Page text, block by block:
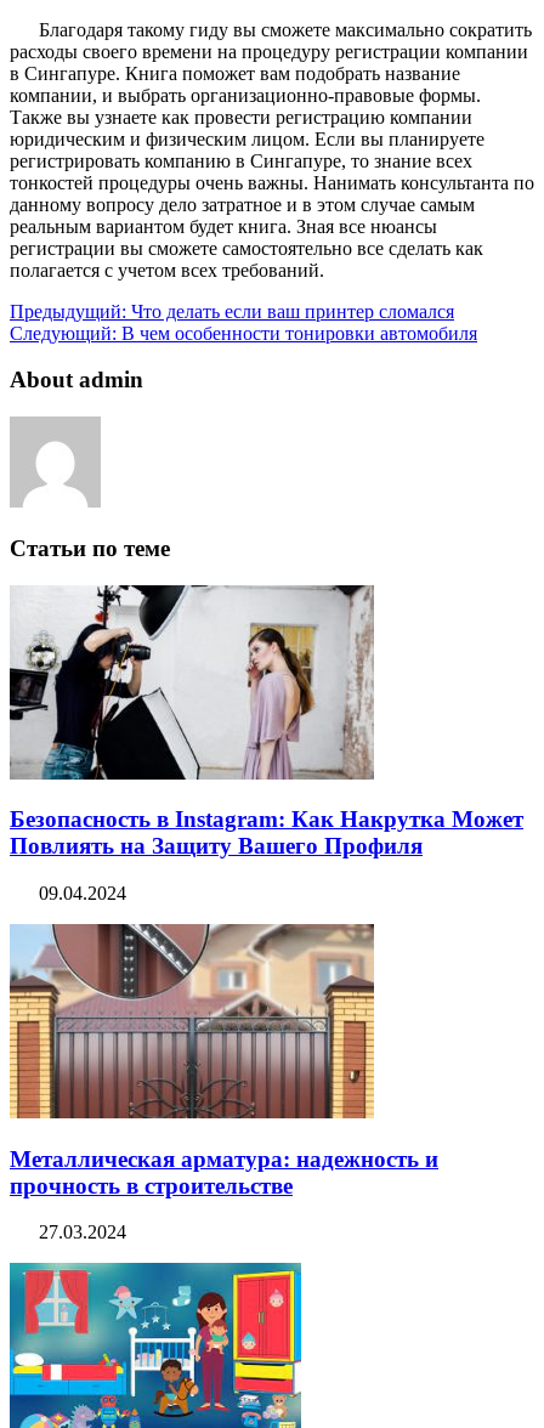
Благодаря такому гиду вы сможете максимально сократить
расходы своего времени на процедуру регистрации компании
в Сингапуре. Книга поможет вам подобрать название
компании, и выбрать организационно-правовые формы.
Также вы узнаете как провести регистрацию компании
юридическим и физическим лицом. Если вы планируете
регистрировать компанию в Сингапуре, то знание всех
тонкостей процедуры очень важны. Нанимать консультанта по
данному вопросу дело затратное и в этом случае самым
реальным вариантом будет книга. Зная все нюансы
регистрации вы сможете самостоятельно все сделать как
полагается с учетом всех требований.
Предыдущий: Что делать если ваш принтер сломался
Следующий: В чем особенности тонировки автомобиля
About admin
Статьи по теме
Безопасность в Instagram: Как Накрутка Может
Повлиять на Защиту Вашего Профиля
09.04.2024
Металлическая арматура: надежность и
прочность в строительстве
27.03.2024